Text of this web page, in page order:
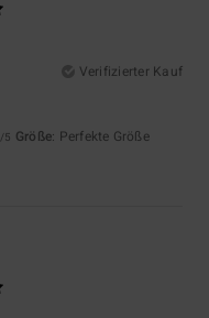
Verifizierter Kauf
/5 Größe: Perfekte Größe